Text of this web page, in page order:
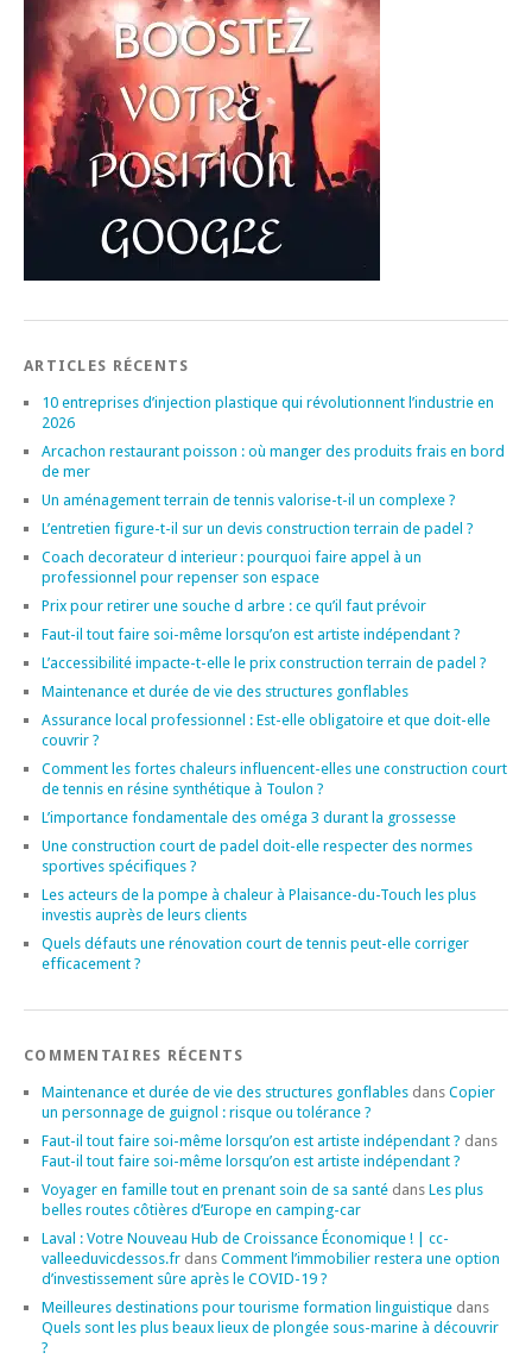
ARTICLES RÉCENTS
10 entreprises d’injection plastique qui révolutionnent l’industrie en
2026
Arcachon restaurant poisson : où manger des produits frais en bord
de mer
Un aménagement terrain de tennis valorise-t-il un complexe ?
L’entretien figure-t-il sur un devis construction terrain de padel ?
Coach decorateur d interieur : pourquoi faire appel à un
professionnel pour repenser son espace
Prix pour retirer une souche d arbre : ce qu’il faut prévoir
Faut-il tout faire soi-même lorsqu’on est artiste indépendant ?
L’accessibilité impacte-t-elle le prix construction terrain de padel ?
Maintenance et durée de vie des structures gonflables
Assurance local professionnel : Est-elle obligatoire et que doit-elle
couvrir ?
Comment les fortes chaleurs influencent-elles une construction court
de tennis en résine synthétique à Toulon ?
L’importance fondamentale des oméga 3 durant la grossesse
Une construction court de padel doit-elle respecter des normes
sportives spécifiques ?
Les acteurs de la pompe à chaleur à Plaisance-du-Touch les plus
investis auprès de leurs clients
Quels défauts une rénovation court de tennis peut-elle corriger
efficacement ?
COMMENTAIRES RÉCENTS
Maintenance et durée de vie des structures gonflables dans Copier
un personnage de guignol : risque ou tolérance ?
Faut-il tout faire soi-même lorsqu’on est artiste indépendant ? dans
Faut-il tout faire soi-même lorsqu’on est artiste indépendant ?
Voyager en famille tout en prenant soin de sa santé dans Les plus
belles routes côtières d’Europe en camping-car
Laval : Votre Nouveau Hub de Croissance Économique ! | cc-
valleeduvicdessos.fr dans Comment l’immobilier restera une option
d’investissement sûre après le COVID-19 ?
Meilleures destinations pour tourisme formation linguistique dans
Quels sont les plus beaux lieux de plongée sous-marine à découvrir
?